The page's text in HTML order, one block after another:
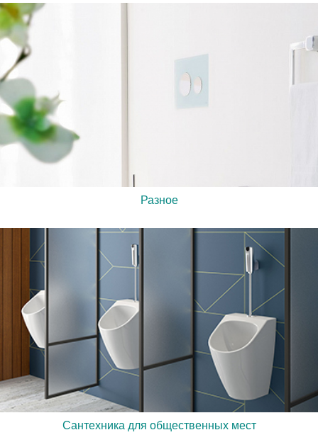
Разное
Сантехника для общественных мест